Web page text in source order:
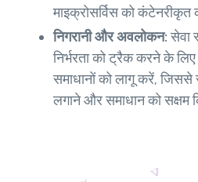
माइक्रोसर्विस को कंटेनरीकृत
निगरानी और अवलोकन:सेवा
निर्भरता को ट्रैक करने के
समाधानों को लागू करें, जिससे
लगाने और समाधान को सक्षम